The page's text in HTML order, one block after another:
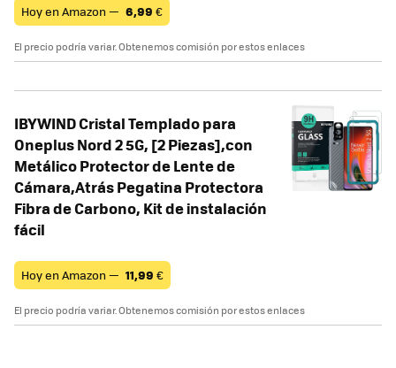
Hoy en Amazon — 6,99 €
El precio podría variar. Obtenemos comisión por estos enlaces
IBYWIND Cristal Templado para
Oneplus Nord 2 5G, [2 Piezas],con
Metálico Protector de Lente de
Cámara,Atrás Pegatina Protectora
Fibra de Carbono, Kit de instalación
fácil
Hoy en Amazon — 11,99 €
El precio podría variar. Obtenemos comisión por estos enlaces